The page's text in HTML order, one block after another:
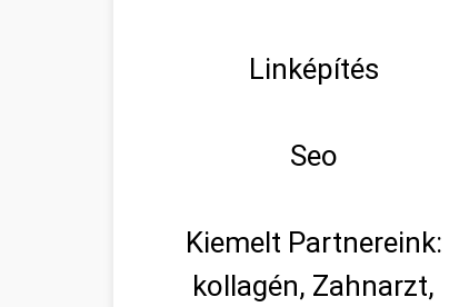
Linképítés
Seo
Kiemelt Partnereink:
kollagén, Zahnarzt,